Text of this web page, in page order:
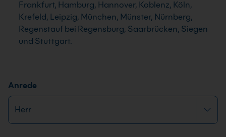
Frankfurt, Hamburg, Hannover, Koblenz, Köln,
Krefeld, Leipzig, München, Münster, Nürnberg,
Regenstauf bei Regensburg, Saarbrücken, Siegen
und Stuttgart.
Anrede